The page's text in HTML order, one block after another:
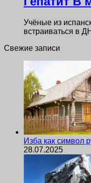
Учёные из
встраиваться в
Свежие записи
Изба как символ
28.07.2025